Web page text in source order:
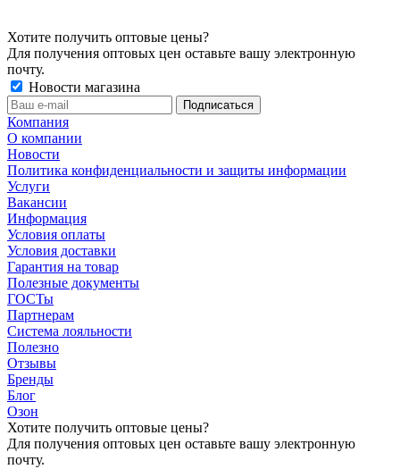
Хотите получить оптовые цены?
Для получения оптовых цен оставьте вашу электронную
почту.
Новости магазина
Компания
О компании
Новости
Политика конфиденциальности и защиты информации
Услуги
Вакансии
Информация
Условия оплаты
Условия доставки
Гарантия на товар
Полезные документы
ГОСТы
Партнерам
Система лояльности
Полезно
Отзывы
Бренды
Блог
Озон
Хотите получить оптовые цены?
Для получения оптовых цен оставьте вашу электронную
почту.